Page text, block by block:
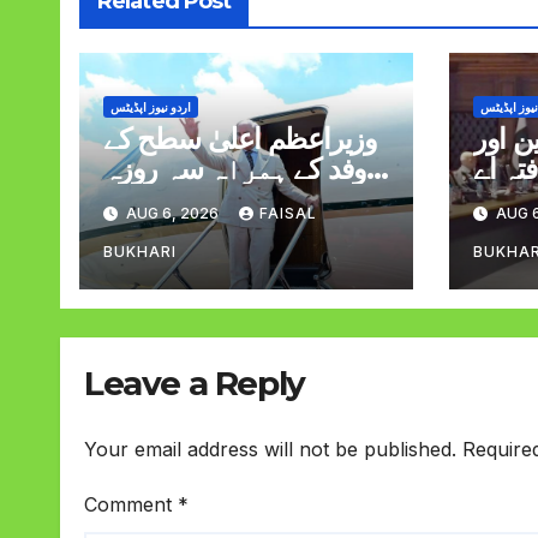
اردو نیوز اپڈیٹس
وزیراعظم اعلیٰ سطح کے
وفد کے ہمراہ سہ روزہ
دورہ پر سعودی عرب
روانہ
AUG 6, 2026 FAISAL
BUKHARI
اپڈیٹس
اور
اے
AUG
Leave a Reply
Your email address will not be published.
Comment *